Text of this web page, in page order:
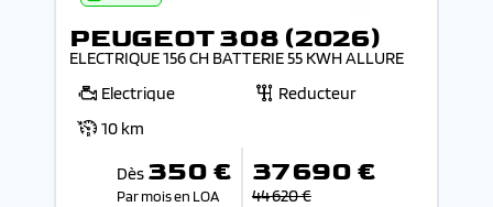
PEUGEOT 308 (2026)
ELECTRIQUE 156 CH BATTERIE 55 KWH ALLURE
Electrique
Reducteur
10 km
Dès 350 €
Par mois en LOA
37 690 €
44 620 €